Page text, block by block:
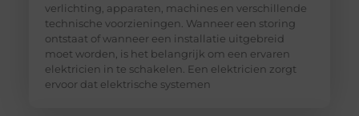
verlichting, apparaten, machines en verschillende
technische voorzieningen. Wanneer een storing
ontstaat of wanneer een installatie uitgebreid
moet worden, is het belangrijk om een ervaren
elektricien in te schakelen. Een elektricien zorgt
ervoor dat elektrische systemen